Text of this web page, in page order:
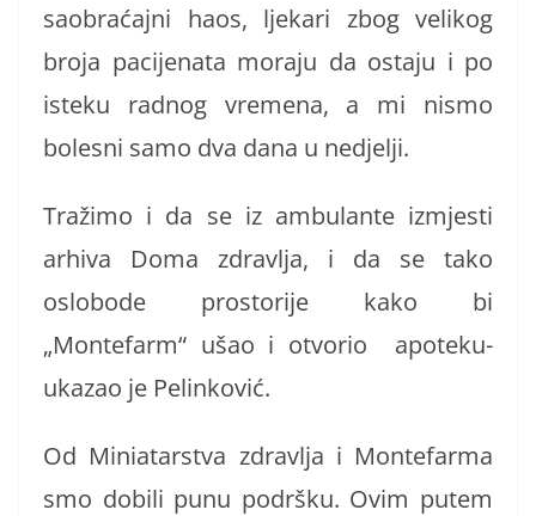
saobraćajni haos, ljekari zbog velikog
broja pacijenata moraju da ostaju i po
isteku radnog vremena, a mi nismo
bolesni samo dva dana u nedjelji.
Tražimo i da se iz ambulante izmjesti
arhiva Doma zdravlja, i da se tako
oslobode prostorije kako bi
„Montefarm“ ušao i otvorio apoteku-
ukazao je Pelinković.
Od Miniatarstva zdravlja i Montefarma
smo dobili punu podršku. Ovim putem